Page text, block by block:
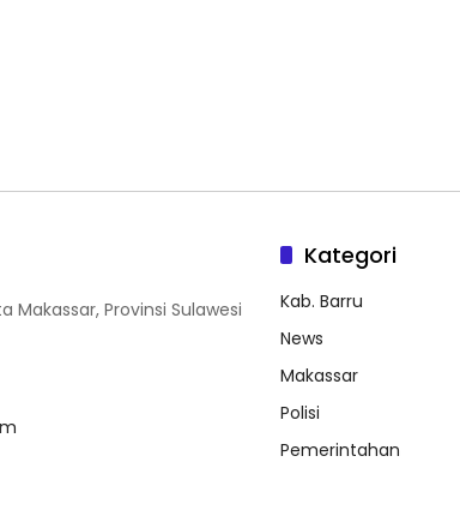
Makassar, Provinsi Sulawesi
Kategori
Kab. Barru
News
Makassar
Polisi
Pemerintahan